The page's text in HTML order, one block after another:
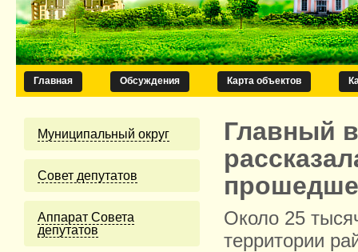
Главная Обсуждения Карта объектов
Муниципальный округ
Cовет депутатов
Аппарат Совета
депутатов
Главный
Около 25
территории